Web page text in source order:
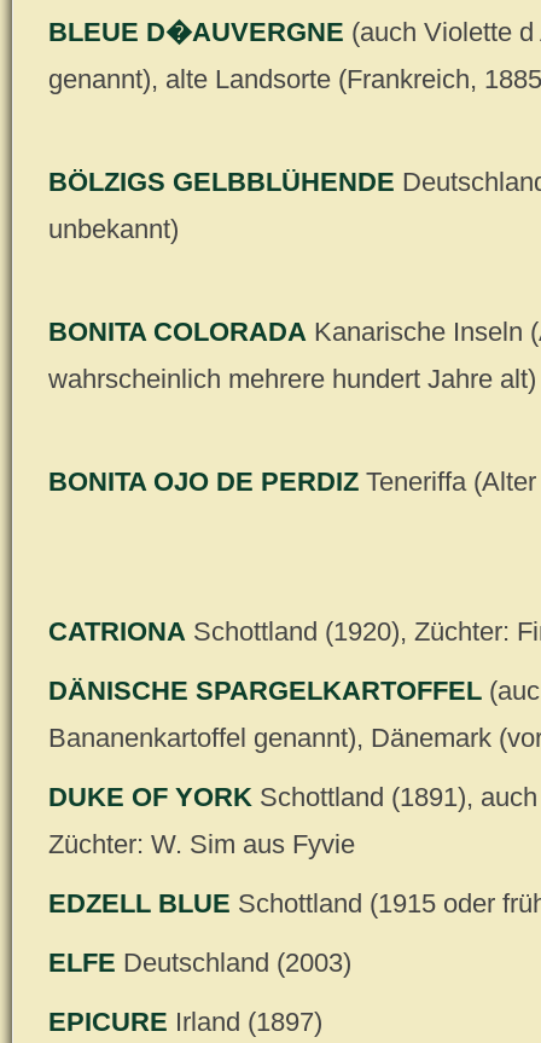
BLEUE D�AUVERGNE (auch Violette
genannt), alte Landsorte (Frankreich,
BÖLZIGS GELBBLÜHENDE
unbekannt)
BONITA COLORADA Kanarische Inseln
wahrscheinlich mehrere hundert Jahre alt)
BONITA OJO DE PERDIZ Teneriffa
CATRIONA Schottland (1920), Züchter:
DÄNISCHE SPARGELKARTOFFEL
Bananenkartoffel genannt), Dänemark
DUKE OF YORK Schottland (1891),
Züchter: W. Sim aus Fyvie
EDZELL BLUE Schottland (1915 oder
ELFE Deutschland (2003)
EPICURE Irland (1897)